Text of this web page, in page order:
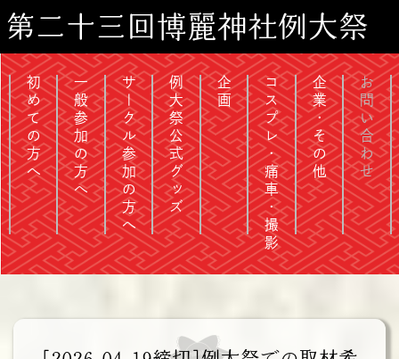
第二十三回博麗神社例大祭
初めての方へ 一般参加の方へ サークル参加の方へ 例大祭公式グッズ 企画 コスプレ・痛車・撮影 企業・その他 お問い合わせ